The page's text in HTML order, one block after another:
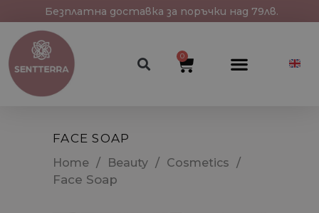
Безплатна доставка за поръчки над 79лв.
0
FACE SOAP
Home / Beauty / Cosmetics /
Face Soap